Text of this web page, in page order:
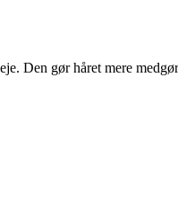
Den gør håret mere